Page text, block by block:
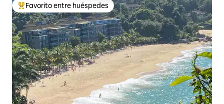
Favorito entre huéspedes preferido
Favorito entre huéspedes